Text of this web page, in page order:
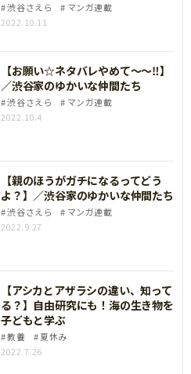
渋谷さえら
マンガ連載
2022.10.11
【お願い☆ネタバレやめて～～‼】
／渋谷家のゆかいな仲間たち
渋谷さえら
マンガ連載
2022.10.4
【親のほうがガチになるってどう
よ？】／渋谷家のゆかいな仲間たち
渋谷さえら
マンガ連載
2022.9.27
【アシカとアザラシの違い、知って
る？】自由研究にも！海の生き物を
子どもと学ぶ
教養
夏休み
2022.7.26